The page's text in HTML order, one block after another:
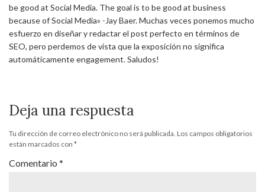
be good at Social Media. The goal is to be good at business
because of Social Media» -Jay Baer. Muchas veces ponemos mucho
esfuerzo en diseñar y redactar el post perfecto en términos de
SEO, pero perdemos de vista que la exposición no significa
automáticamente engagement. Saludos!
Deja una respuesta
Tu dirección de correo electrónico no será publicada. Los campos obligatorios
están marcados con *
Comentario *